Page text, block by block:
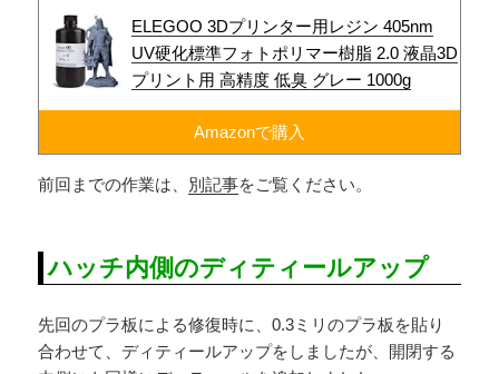
ELEGOO 3Dプリンター用レジン 405nm
UV硬化標準フォトポリマー樹脂 2.0 液晶3D
プリント用 高精度 低臭 グレー 1000g
Amazonで購入
前回までの作業は、 別記事をご覧ください。
ハッチ内側のディティールアップ
先回のプラ板による修復時に、0.3ミリのプラ板を貼り
合わせて、ディティールアップをしましたが、開閉する